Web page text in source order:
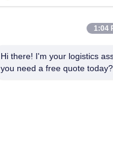
Kontakt
1:04
Hi there! I'm your logistics
you need a free quote today?